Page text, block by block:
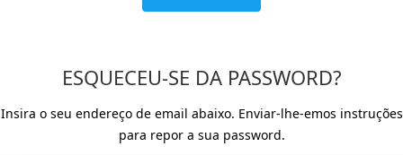
ESQUECEU-SE DA PASSWORD?
Insira o seu endereço de email abaixo. Enviar-lhe-emos instruções
para repor a sua password.